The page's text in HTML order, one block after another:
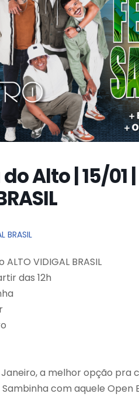
Alto | 15/01
BRASIL
VIDIGAL BRASIL
das 12h
a melhor opção pra
com aquele Open